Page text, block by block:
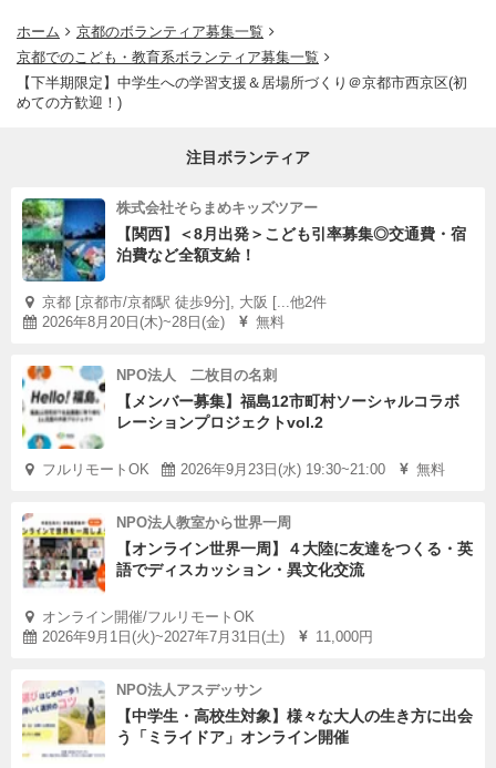
ホーム
京都のボランティア募集一覧
京都でのこども・教育系ボランティア募集一覧
【下半期限定】中学生への学習支援＆居場所づくり＠京都市西京区(初
めての方歓迎！)
注目ボランティア
株式会社そらまめキッズツアー
【関西】＜8月出発＞こども引率募集◎交通費・宿
泊費など全額支給！
京都 [京都市/京都駅 徒歩9分], 大阪 [...他2件
2026年8月20日(木)~28日(金)
無料
NPO法人 二枚目の名刺
【メンバー募集】福島12市町村ソーシャルコラボ
レーションプロジェクトvol.2
フルリモートOK 2026年9月23日(水) 19:30~21:00 無料
NPO法人教室から世界一周
【オンライン世界一周】４大陸に友達をつくる・英
語でディスカッション・異文化交流
オンライン開催/フルリモートOK
2026年9月1日(火)~2027年7月31日(土)
11,000円
NPO法人アスデッサン
【中学生・高校生対象】様々な大人の生き方に出会
う「ミライドア」オンライン開催